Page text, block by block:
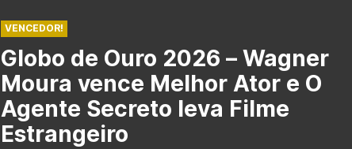
VENCEDOR!
Globo de Ouro 2026 – Wagner
Moura vence Melhor Ator e O
Agente Secreto leva Filme
Estrangeiro